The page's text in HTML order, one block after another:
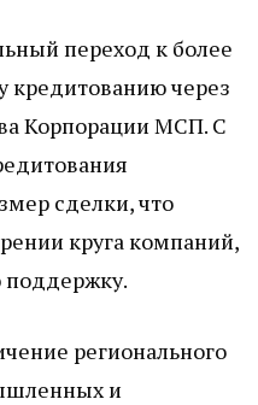
переход к более
кредитованию через
Корпорации МСП. С
сделки, что
круга компаний,
регионального
и